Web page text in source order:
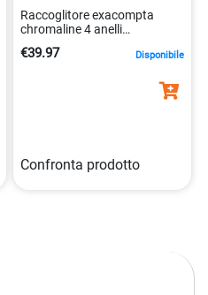
Raccoglitore exacompta
chromaline 4 anelli
€39.97 Disponibile
Confronta prodotto